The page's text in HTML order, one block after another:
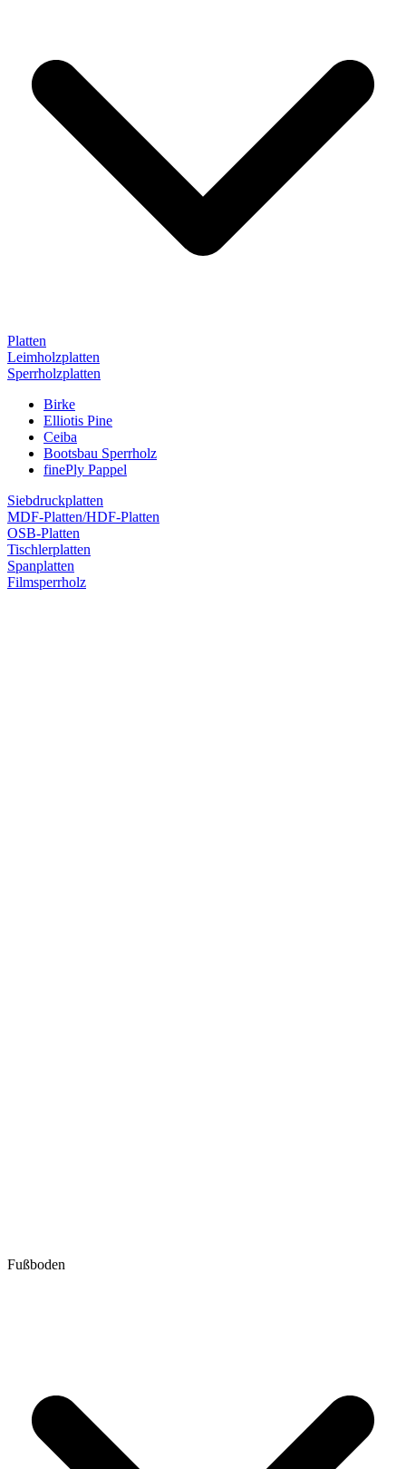
Platten
Leimholzplatten
Sperrholzplatten
Birke
Elliotis Pine
Ceiba
Bootsbau Sperrholz
finePly Pappel
Siebdruckplatten
MDF-Platten/HDF-Platten
OSB-Platten
Tischlerplatten
Spanplatten
Filmsperrholz
Fußboden